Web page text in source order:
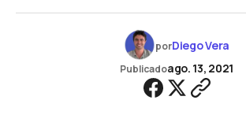
porDiego Vera
Publicadoago. 13, 2021